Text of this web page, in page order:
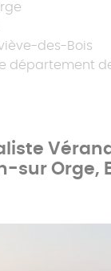
des-Bois
département
sur Orge,